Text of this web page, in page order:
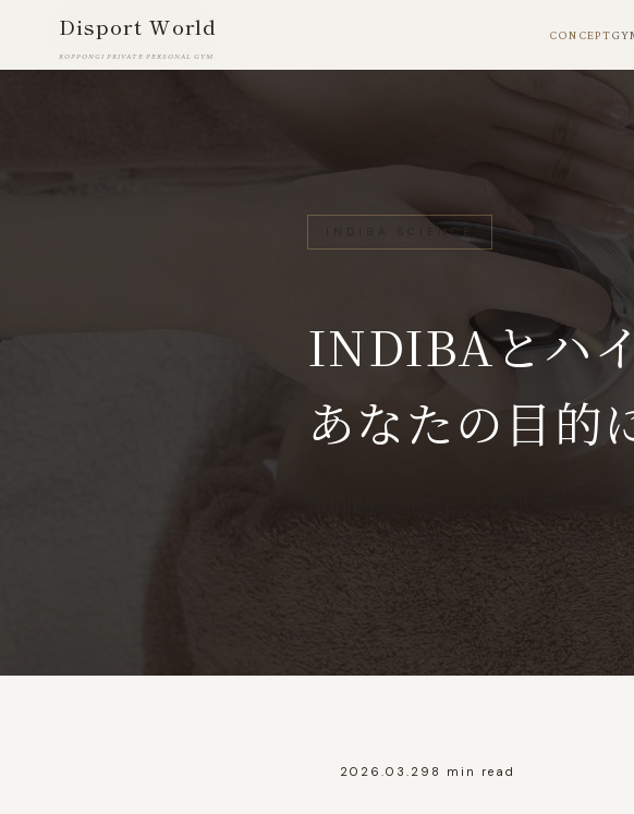
Disport World
ROPPONGI PRIVATE PERSONAL GYM
CONCEPT
Disport World
ROPPONGI PRIVATE PERSONAL GYM
CONCEPT
INDIBA SCIENCE
INDIBAとハ
あなたの目的
「INDIBAとハイフ、どっちがいいの？」——よ
比較すべきではない2つの技術を、仕組みか
2026.03.29 8 min read